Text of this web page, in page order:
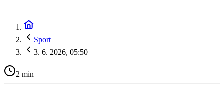
Sport
3. 6. 2026, 05:50
2 min